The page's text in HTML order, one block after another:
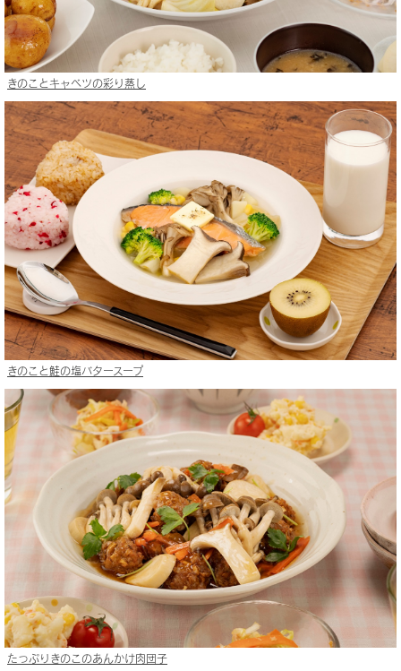
きのことキャベツの彩り蒸し
きのこと鮭の塩バタースープ
たっぷりきのこのあんかけ肉団子